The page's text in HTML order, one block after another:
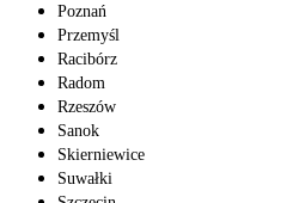
Poznań
Przemyśl
Racibórz
Radom
Rzeszów
Sanok
Skierniewice
Suwałki